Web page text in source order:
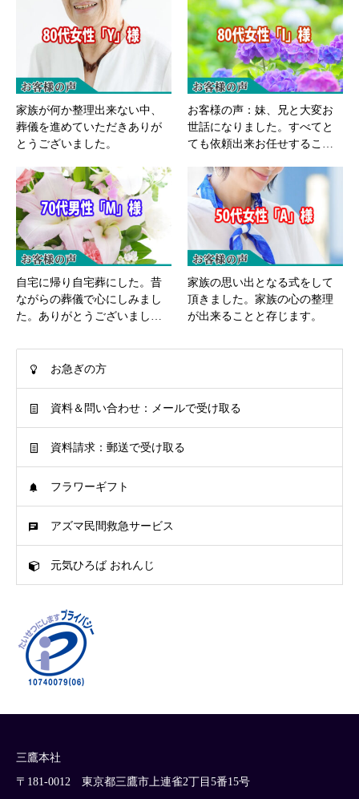
家族が何か整理出来ない中、
葬儀を進めていただきありが
とうございました。
お客様の声：妹、兄と大変お
世話になりました。すべてと
ても依頼出来お任せするこ…
自宅に帰り自宅葬にした。昔
ながらの葬儀で心にしみまし
た。ありがとうございまし…
家族の思い出となる式をして
頂きました。家族の心の整理
が出来ることと存じます。
お急ぎの方
資料＆問い合わせ：メールで受け取る
資料請求：郵送で受け取る
フラワーギフト
アズマ民間救急サービス
元気ひろば おれんじ
三鷹本社
〒181-0012 東京都三鷹市上連雀2丁目5番15号